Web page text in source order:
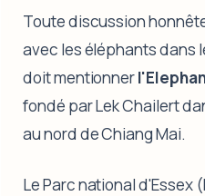
Toute discussion
avec les éléphants dans
doit mentionner
fondé par Lek Chailert
au nord de Chiang Mai.
Le Parc national d'Essex